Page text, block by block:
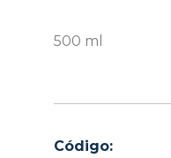
500 ml
Código: